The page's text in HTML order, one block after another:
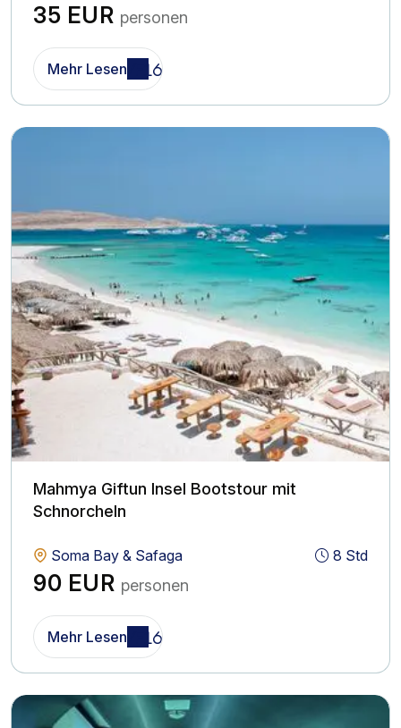
35 EUR personen
Mehr Lesen
Mahmya Giftun Insel Bootstour mit
Schnorcheln
Soma Bay & Safaga 8 Std
90 EUR personen
Mehr Lesen